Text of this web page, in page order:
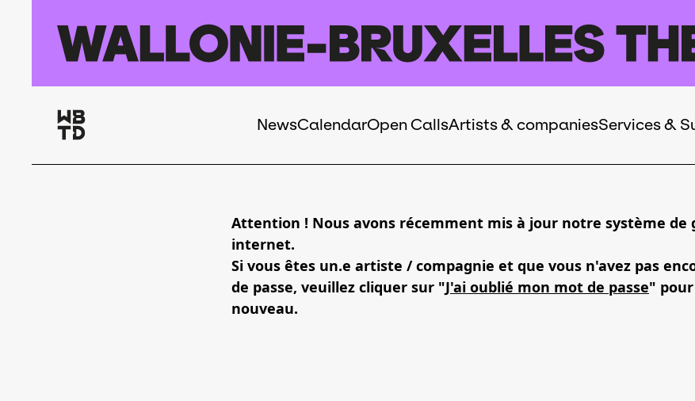
Navigation
NewsCalendarOpen CallsArtists & companiesServices &
Attention ! Nous avons récemment mis à jour notre système de
internet.
Si vous êtes un.e artiste / compagnie et que vous n'avez pas
de passe, veuillez cliquer sur "J'ai oublié mon mot de passe"
nouveau.